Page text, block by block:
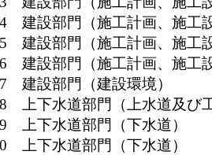
建設部門（施工計画、施工
建設部門（施工計画、施工
建設部門（施工計画、施工
建設部門（建設環境）
上下水道部門（上水道及び
上下水道部門（下水道）
上下水道部門（下水道）